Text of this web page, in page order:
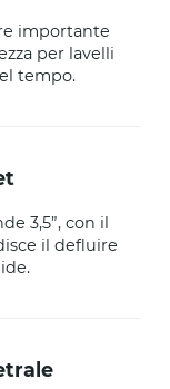
importante
per lavelli
tempo.
3,5”, con il
il defluire